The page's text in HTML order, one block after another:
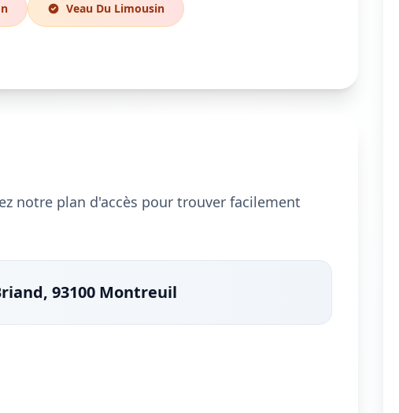
Veau Du Limousin
notre plan d'accès pour trouver facilement
93100 Montreuil